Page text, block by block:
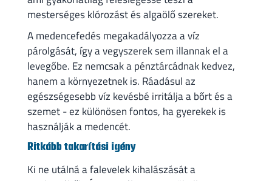
mesterséges klórozást és algaölő szereket.
A medencefedés megakadályozza a víz
párolgását, így a vegyszerek sem illannak el a
levegőbe. Ez nemcsak a pénztárcádnak kedvez,
hanem a környezetnek is. Ráadásul az
egészségesebb víz kevésbé irritálja a bőrt és a
szemet - ez különösen fontos, ha gyerekek is
használják a medencét.
Ritkább takarítási igény
Ki ne utálná a falevelek kihalászását a